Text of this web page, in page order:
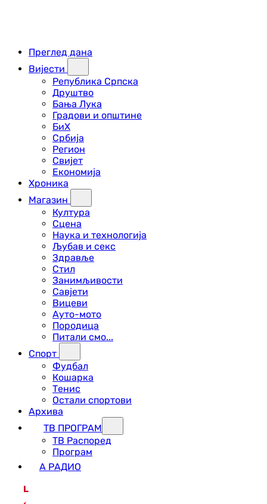
Преглед дана
Вијести
Република Српска
Друштво
Бања Лука
Градови и општине
БиХ
Србија
Регион
Свијет
Економија
Хроника
Магазин
Култура
Сцена
Наука и технологија
Љубав и секс
Здравље
Стил
Занимљивости
Савјети
Вицеви
Ауто-мото
Породица
Питали смо...
Спорт
Фудбал
Кошарка
Тенис
Остали спортови
Архива
ТВ ПРОГРАМ
ТВ Распоред
Програм
А РАДИО
L